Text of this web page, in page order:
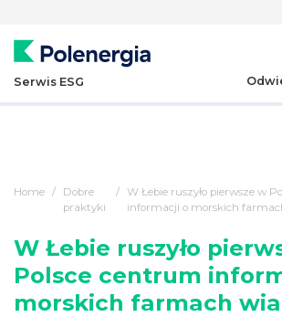
Serwis ESG
Home
Dobre
praktyki
W Łebie ruszyło pierwsze w
informacji o morskich
W Łebie ruszyło
Polsce centrum
morskich farmach